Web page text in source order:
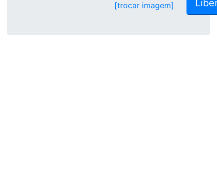
[trocar imagem]